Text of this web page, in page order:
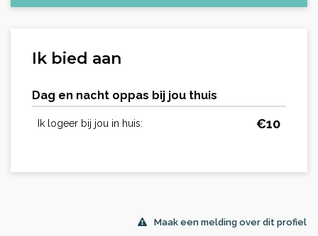
Ik bied aan
Dag en nacht oppas bij jou thuis
Ik logeer bij jou in huis: €10
Maak een melding over dit profiel